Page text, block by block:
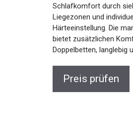
Schlafkomfort durch
Liegezonen und
Härteeinstellung. Die
bietet zusätzlichen
Doppelbetten, langlebig
Preis prüfen